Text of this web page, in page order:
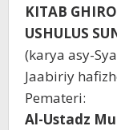
KITAB
USHULUS
(karya asy-
Jaabiriy
Pemateri:
Al-Ustadz